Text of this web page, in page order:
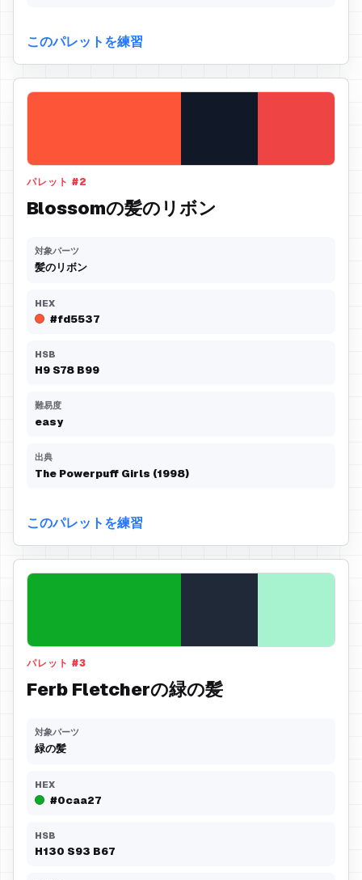
このパレットを練習
パレット #2
Blossomの髪のリボン
対象パーツ
髪のリボン
HEX
#fd5537
HSB
H9 S78 B99
難易度
easy
出典
The Powerpuff Girls (1998)
このパレットを練習
パレット #3
Ferb Fletcherの緑の髪
対象パーツ
緑の髪
HEX
#0caa27
HSB
H130 S93 B67